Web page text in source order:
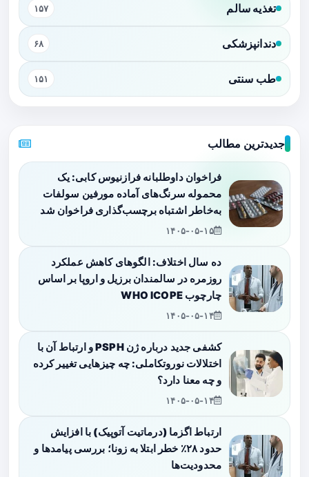
تغذیه سالم ۱۵۷
دندانپزشکی ۶۸
طب سنتی ۱۵۱
جدیدترین مطالب
فراخوان داوطلبانه فرازنیوس کابی: یک
محموله سرنگ‌های آماده مورفین سولفات
به‌خاطر اشتباه برچسب‌گذاری فراخوان شد
۱۴۰۵-۰۵-۱۵
ده سال اختلاف: الگوهای کاهش عملکرد
روزمره در سالمندان برزیل و اروپا بر اساس
چارچوب WHO ICOPE
۱۴۰۵-۰۵-۱۴
کشفی جدید درباره ژن PSPH و ارتباط آن با
اختلالات نوروتکاملی: چه چیزهایی تغییر کرده
و چه معنا دارد؟
۱۴۰۵-۰۵-۱۴
ارتباط اگزما (درماتیت آتوپیک) با افزایش
حدود ۲۸٪ خطر ابتلا به زونا؛ بررسی پیامدها و
محدودیت‌ها